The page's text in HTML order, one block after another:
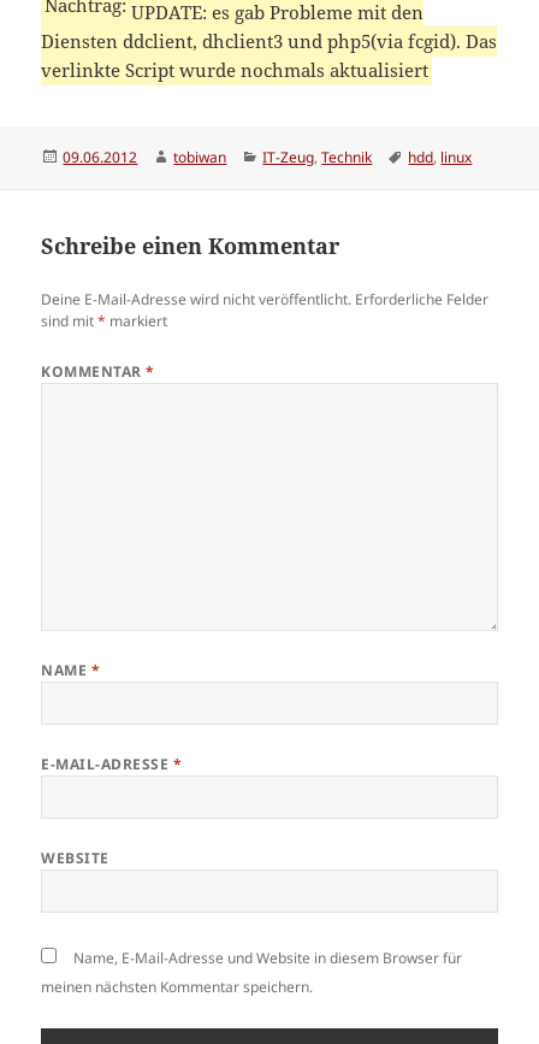
UPDATE: es gab Probleme mit den
Diensten ddclient, dhclient3 und php5(via fcgid). Das
verlinkte Script wurde nochmals aktualisiert
Veröffentlicht
09.06.2012 Autor
tobiwan Kategorien
IT-Zeug,Technik Schlagwörter
hdd, linux
Schreibe einen Kommentar
Deine E-Mail-Adresse wird nicht veröffentlicht. Erforderliche Felder
sind mit* markiert
KOMMENTAR*
NAME *
E-MAIL-ADRESSE *
WEBSITE
Name, E-Mail-Adresse und Website in diesem Browser für
meinen nächsten Kommentar speichern.